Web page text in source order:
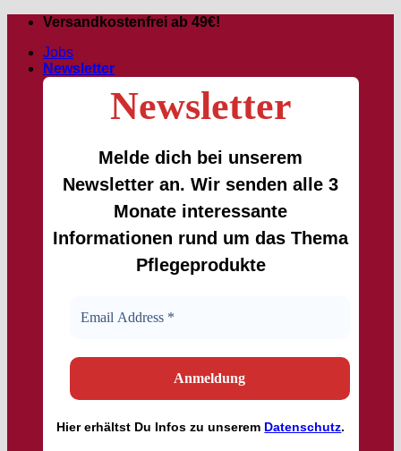
Zum
springen
Versandkostenfrei ab 49€!
Jobs
Newsletter
Newsletter
Melde dich bei unserem
Newsletter an. Wir senden alle 3
Monate interessante
Informationen rund um das Thema
Pflegeprodukte
Hiererhältst Du Infos zu unserem Datenschutz.